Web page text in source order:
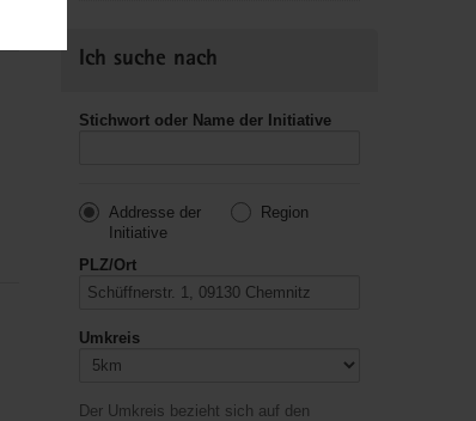
Ich suche nach
Stichwort oder Name der Initiative
Addresse der
Initiative
Region
PLZ/Ort
Umkreis
Der Umkreis bezieht sich auf den